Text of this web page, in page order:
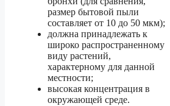
размер бытовой пыли
составляет от 10 до 50 мкм);
должна принадлежать к
широко распространенному
виду растений,
характерному для данной
местности;
высокая концентрация в
окружающей среде.